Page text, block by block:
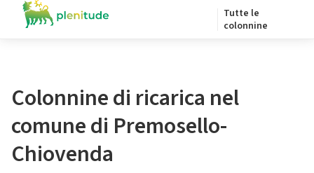
Tutte le
colonnine
Colonnine di ricarica nel
comune di Premosello-
Chiovenda